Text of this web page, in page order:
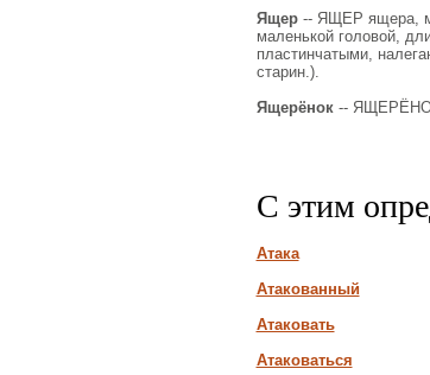
Ящер-- ЯЩЕР ящера,
маленькой головой,
пластинчатыми,
старин.).
Ящерёнок-- ЯЩЕРЁНОК
С этим
Атака
Атакованный
Атаковать
Атаковаться